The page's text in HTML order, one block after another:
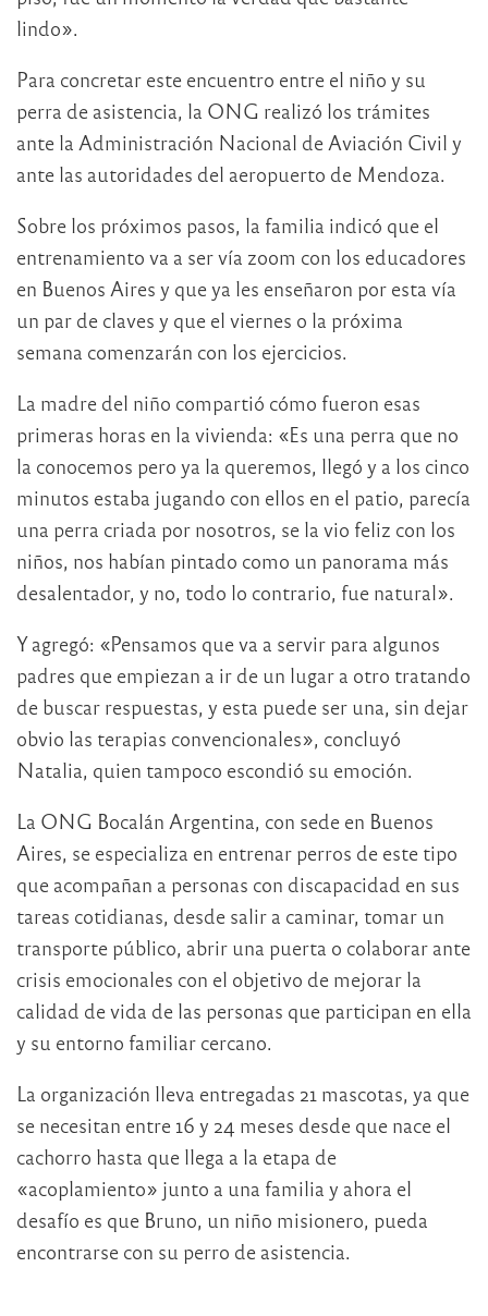
lindo».
Para concretar este encuentro entre el niño y su
perra de asistencia, la ONG realizó los trámites
ante la Administración Nacional de Aviación Civil y
ante las autoridades del aeropuerto de Mendoza.
Sobre los próximos pasos, la familia indicó que el
entrenamiento va a ser vía zoom con los educadores
en Buenos Aires y que ya les enseñaron por esta vía
un par de claves y que el viernes o la próxima
semana comenzarán con los ejercicios.
La madre del niño compartió cómo fueron esas
primeras horas en la vivienda: «Es una perra que no
la conocemos pero ya la queremos, llegó y a los cinco
minutos estaba jugando con ellos en el patio, parecía
una perra criada por nosotros, se la vio feliz con los
niños, nos habían pintado como un panorama más
desalentador, y no, todo lo contrario, fue natural».
Y agregó: «Pensamos que va a servir para algunos
padres que empiezan a ir de un lugar a otro tratando
de buscar respuestas, y esta puede ser una, sin dejar
obvio las terapias convencionales», concluyó
Natalia, quien tampoco escondió su emoción.
La ONG Bocalán Argentina, con sede en Buenos
Aires, se especializa en entrenar perros de este tipo
que acompañan a personas con discapacidad en sus
tareas cotidianas, desde salir a caminar, tomar un
transporte público, abrir una puerta o colaborar ante
crisis emocionales con el objetivo de mejorar la
calidad de vida de las personas que participan en ella
y su entorno familiar cercano.
La organización lleva entregadas 21 mascotas, ya que
se necesitan entre 16 y 24 meses desde que nace el
cachorro hasta que llega a la etapa de
«acoplamiento» junto a una familia y ahora el
desafío es que Bruno, un niño misionero, pueda
encontrarse con su perro de asistencia.